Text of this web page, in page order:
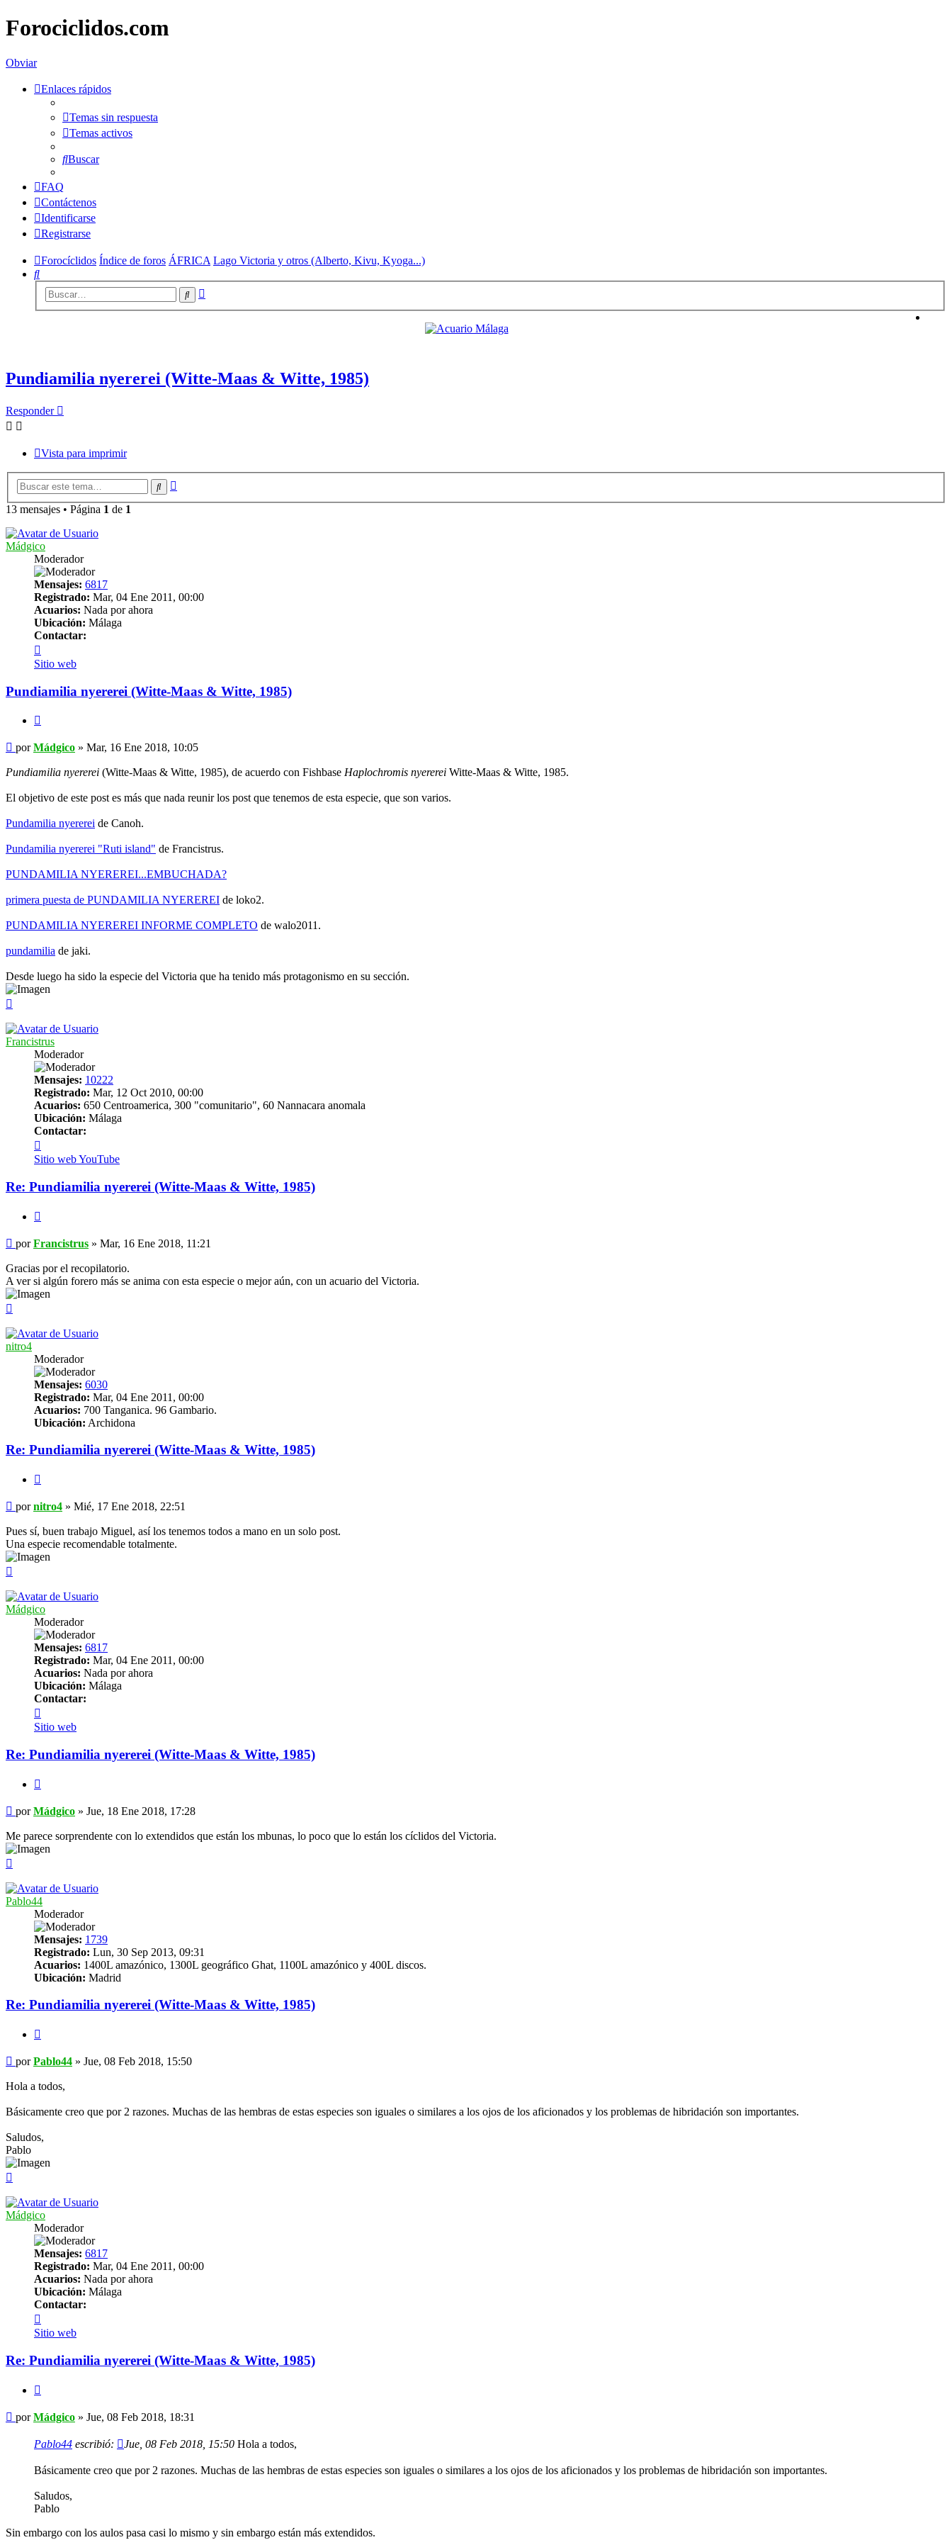
Forociclidos.com
Obviar
Enlaces rápidos
Temas sin respuesta
Temas activos
Buscar
FAQ
Contáctenos
Identificarse
Registrarse
Forocíclidos Índice de foros ÁFRICA Lago Victoria y otros (Alberto, Kivu, Kyoga...)
Buscar
Buscar
Pundiamilia nyererei (Witte-Maas & Witte, 1985)
Responder
Vista para imprimir
Buscar
13 mensajes • Página 1 de 1
Mádgico
Moderador
Mensajes: 6817
Registrado: Mar, 04 Ene 2011, 00:00
Acuarios: Nada por ahora
Ubicación: Málaga
Contactar:
Mádgico
Sitio web
Pundiamilia nyererei (Witte-Maas & Witte, 1985)
Mensaje
porMádgico » Mar, 16 Ene 2018, 10:05
Pundiamilia nyererei (Witte-Maas & Witte, 1985), de acuerdo con Fishbase Haplochromis nyererei Witte-Maas & Witte, 1985.
El objetivo de este post es más que nada reunir los post que tenemos de esta especie, que son varios.
Pundamilia nyererei de Canoh.
Pundamilia nyererei "Ruti island" de Francistrus.
PUNDAMILIA NYEREREI...EMBUCHADA?
primera puesta de PUNDAMILIA NYEREREI de loko2.
PUNDAMILIA NYEREREI INFORME COMPLETO de walo2011.
pundamilia de jaki.
Desde luego ha sido la especie del Victoria que ha tenido más protagonismo en su sección.
Francistrus
Moderador
Mensajes: 10222
Registrado: Mar, 12 Oct 2010, 00:00
Acuarios: 650 Centroamerica, 300 "comunitario", 60 Nannacara anomala
Ubicación: Málaga
Contactar:
Francistrus
Sitio webYouTube
Re: Pundiamilia nyererei (Witte-Maas & Witte, 1985)
Mensaje
porFrancistrus » Mar, 16 Ene 2018, 11:21
Gracias por el recopilatorio.
A ver si algún forero más se anima con esta especie o mejor aún, con un acuario del Victoria.
nitro4
Moderador
Mensajes: 6030
Registrado: Mar, 04 Ene 2011, 00:00
Acuarios: 700 Tanganica. 96 Gambario.
Ubicación: Archidona
Re: Pundiamilia nyererei (Witte-Maas & Witte, 1985)
Mensaje
pornitro4 » Mié, 17 Ene 2018, 22:51
Pues sí, buen trabajo Miguel, así los tenemos todos a mano en un solo post.
Una especie recomendable totalmente.
Mádgico
Moderador
Mensajes: 6817
Registrado: Mar, 04 Ene 2011, 00:00
Acuarios: Nada por ahora
Ubicación: Málaga
Contactar:
Mádgico
Sitio web
Re: Pundiamilia nyererei (Witte-Maas & Witte, 1985)
Mensaje
porMádgico » Jue, 18 Ene 2018, 17:28
Me parece sorprendente con lo extendidos que están los mbunas, lo poco que lo están los cíclidos del Victoria.
Pablo44
Moderador
Mensajes: 1739
Registrado: Lun, 30 Sep 2013, 09:31
Acuarios: 1400L amazónico, 1300L geográfico Ghat, 1100L amazónico y 400L discos.
Ubicación: Madrid
Re: Pundiamilia nyererei (Witte-Maas & Witte, 1985)
Mensaje
porPablo44 » Jue, 08 Feb 2018, 15:50
Hola a todos,
Básicamente creo que por 2 razones. Muchas de las hembras de estas especies son iguales o similares a los ojos de los aficionados y los problemas de hibridación son importantes.
Saludos,
Pablo
Mádgico
Moderador
Mensajes: 6817
Registrado: Mar, 04 Ene 2011, 00:00
Acuarios: Nada por ahora
Ubicación: Málaga
Contactar:
Mádgico
Sitio web
Re: Pundiamilia nyererei (Witte-Maas & Witte, 1985)
Mensaje
porMádgico » Jue, 08 Feb 2018, 18:31
Pablo44 escribió: Jue, 08 Feb 2018, 15:50 Hola a todos,
Básicamente creo que por 2 razones. Muchas de las hembras de estas especies son iguales o similares a los ojos de los aficionados y los problemas de hibridación son importantes.
Saludos,
Pablo
Sin embargo con los aulos pasa casi lo mismo y sin embargo están más extendidos.